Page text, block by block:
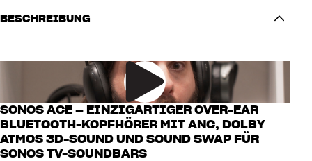
BESCHREIBUNG
SONOS ACE – EINZIGARTIGER OVER-EAR
BLUETOOTH-KOPFHÖRER MIT ANC, DOLBY
ATMOS 3D-SOUND UND SOUND SWAP FÜR
SONOS TV-SOUNDBARS